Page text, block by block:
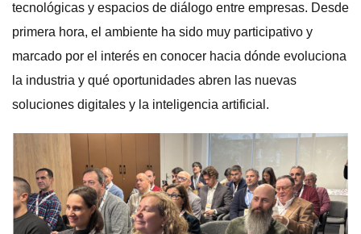
tecnológicas y espacios de diálogo entre empresas. Desde
primera hora, el ambiente ha sido muy participativo y
marcado por el interés en conocer hacia dónde evoluciona
la industria y qué oportunidades abren las nuevas
soluciones digitales y la inteligencia artificial.